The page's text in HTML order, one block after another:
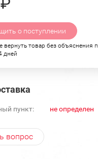
о поступлении
вернуть товар без объяснения
дней
пункт: не определен
вопрос